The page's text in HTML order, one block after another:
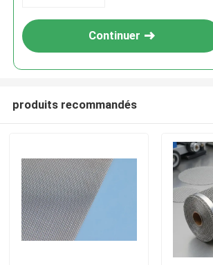
Continuer
produits recommandés